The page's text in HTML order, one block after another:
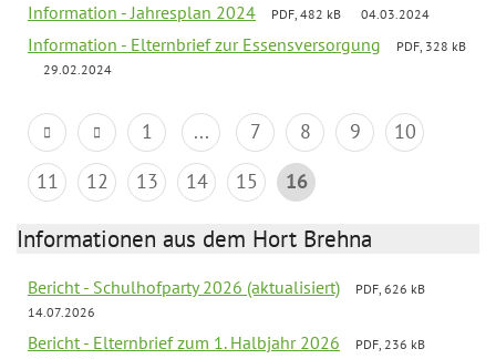
Information - Jahresplan 2024 PDF, 482 kB 04.03.2024
Information - Elternbrief zur Essensversorgung
PDF, 328 kB
29.02.2024
1 ... 7 8 9
10
11
12 13 14 15 16
Informationen aus dem Hort Brehna
Bericht - Schulhofparty 2026 (aktualisiert)
PDF, 626 kB
14.07.2026
Bericht - Elternbrief zum 1. Halbjahr 2026
PDF, 236 kB